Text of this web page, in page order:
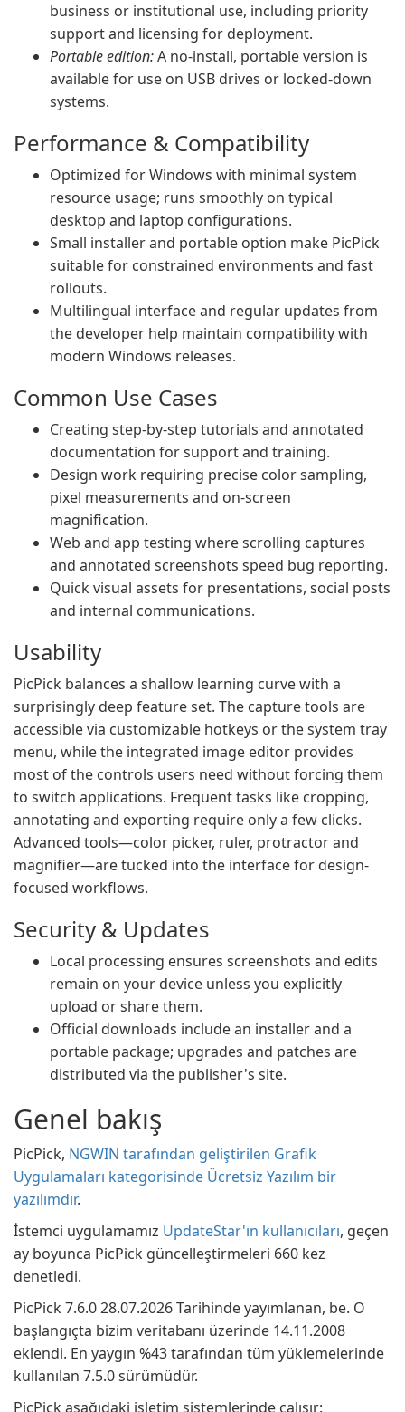
business or institutional use, including priority
support and licensing for deployment.
Portable edition:A no-install, portable version is
available for use on USB drives or locked-down
systems.
Performance & Compatibility
Optimized for Windows with minimal system
resource usage; runs smoothly on typical
desktop and laptop configurations.
Small installer and portable option make PicPick
suitable for constrained environments and fast
rollouts.
Multilingual interface and regular updates from
the developer help maintain compatibility with
modern Windows releases.
Common Use Cases
Creating step-by-step tutorials and annotated
documentation for support and training.
Design work requiring precise color sampling,
pixel measurements and on-screen
magnification.
Web and app testing where scrolling captures
and annotated screenshots speed bug reporting.
Quick visual assets for presentations, social posts
and internal communications.
Usability
PicPick balances a shallow learning curve with a
surprisingly deep feature set. The capture tools are
accessible via customizable hotkeys or the system tray
menu, while the integrated image editor provides
most of the controls users need without forcing them
to switch applications. Frequent tasks like cropping,
annotating and exporting require only a few clicks.
Advanced tools—color picker, ruler, protractor and
magnifier—are tucked into the interface for design-
focused workflows.
Security & Updates
Local processing ensures screenshots and edits
remain on your device unless you explicitly
upload or share them.
Official downloads include an installer and a
portable package; upgrades and patches are
distributed via the publisher's site.
Genel bakış
PicPick, NGWIN tarafından geliştirilen Grafik
Uygulamaları kategorisinde Ücretsiz Yazılım bir
yazılımdır.
İstemci uygulamamız UpdateStar'ın kullanıcıları, geçen
ay boyunca PicPick güncelleştirmeleri 660 kez
denetledi.
PicPick 7.6.0 28.07.2026 Tarihinde yayımlanan, be. O
başlangıçta bizim veritabanı üzerinde 14.11.2008
eklendi. En yaygın %43 tarafından tüm yüklemelerinde
kullanılan 7.5.0 sürümüdür.
PicPick aşağıdaki işletim sistemlerinde çalışır: